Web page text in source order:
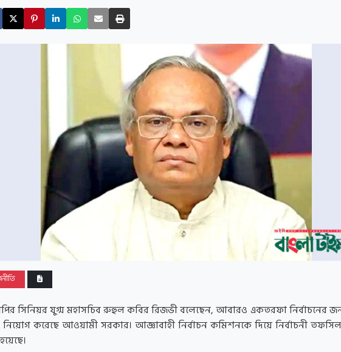
সিনিয়র যুগ্ম মহাসচিব রুহুল কবির রিজভী বলেছেন, আবারও একতরফা নির্বাচনের
নিয়োগ করেছে আওয়ামী সরকার। আজ্ঞাবাহী নির্বাচন কমিশনকে দিয়ে নির্বাচনী